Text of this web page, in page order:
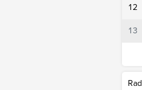
12
13
Rad